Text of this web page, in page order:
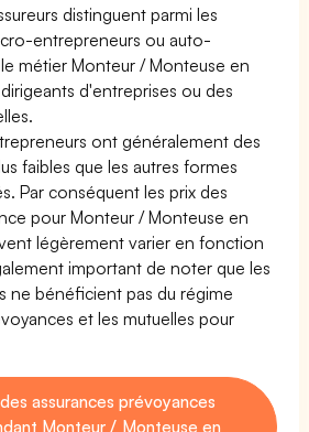
distinguent parmi les
entrepreneurs ou auto-
métier Monteur / Monteuse en
d'entreprises ou des
ont généralement des
faibles que les autres formes
Par conséquent les prix des
pour Monteur / Monteuse en
légèrement varier en fonction
important de noter que les
ne bénéficient pas du régime
et les mutuelles pour
assurances prévoyances
Monteur / Monteuse en